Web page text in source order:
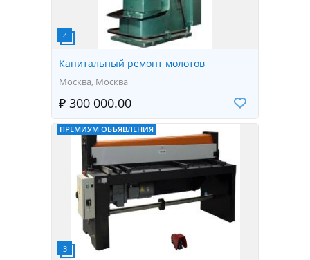
Капитальный ремонт молотов
Москва, Москва
₽ 300 000.00
ПРЕМИУМ ОБЪЯВЛЕНИЯ